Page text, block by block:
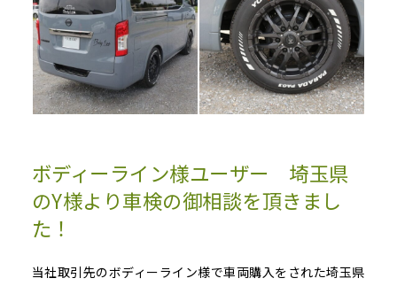
ボディーライン様ユーザー 埼玉県
のY様より車検の御相談を頂きまし
た！
当社取引先のボディーライン様で車両購入をされた埼玉県